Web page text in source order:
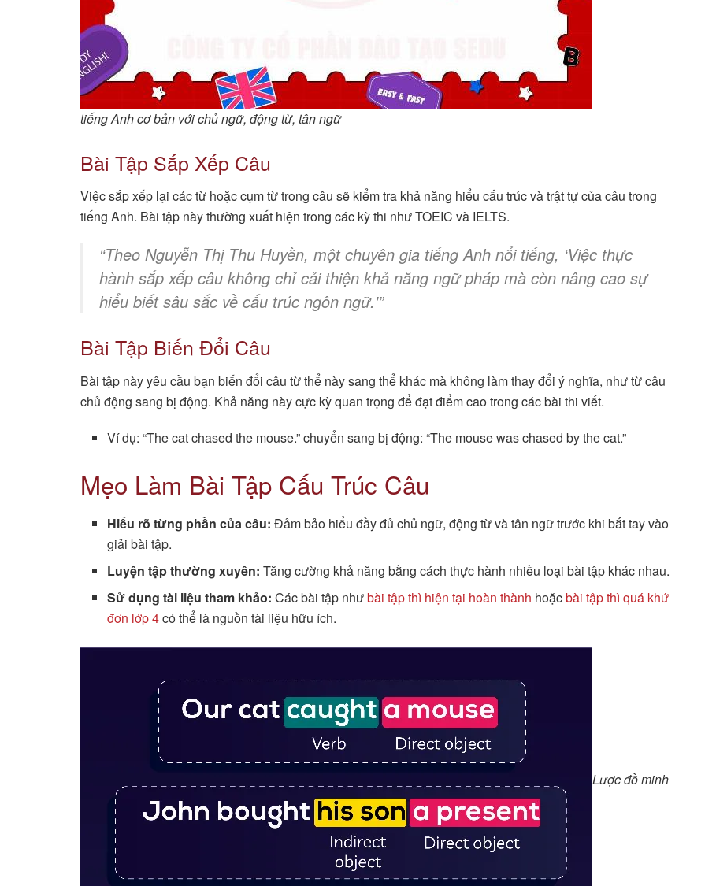
tiếng Anh cơ bản với chủ ngữ, động từ, tân ngữ
Bài Tập Sắp Xếp Câu
Việc sắp xếp lại các từ hoặc cụm từ trong câu sẽ kiểm tra khả năng hiểu cấu trúc và trật tự của câu trong
tiếng Anh. Bài tập này thường xuất hiện trong các kỳ thi như TOEIC và IELTS.
“Theo Nguyễn Thị Thu Huyền, một chuyên gia tiếng Anh nổi tiếng, ‘Việc thực
hành sắp xếp câu không chỉ cải thiện khả năng ngữ pháp mà còn nâng cao sự
hiểu biết sâu sắc về cấu trúc ngôn ngữ.'”
Bài Tập Biến Đổi Câu
Bài tập này yêu cầu bạn biến đổi câu từ thể này sang thể khác mà không làm thay đổi ý nghĩa, như từ câu
chủ động sang bị động. Khả năng này cực kỳ quan trọng để đạt điểm cao trong các bài thi viết.
Ví dụ: “The cat chased the mouse.” chuyển sang bị động: “The mouse was chased by the cat.”
Mẹo Làm Bài Tập Cấu Trúc Câu
Hiểu rõ từng phần của câu: Đảm bảo hiểu đầy đủ chủ ngữ, động từ và tân ngữ trước khi bắt tay vào
giải bài tập.
Luyện tập thường xuyên: Tăng cường khả năng bằng cách thực hành nhiều loại bài tập khác nhau.
Sử dụng tài liệu tham khảo: Các bài tập nhưbài tập thì hiện tại hoàn thành hoặcbài tập thì quá khứ
đơn lớp 4có thể là nguồn tài liệu hữu ích.
Lược đồ minh